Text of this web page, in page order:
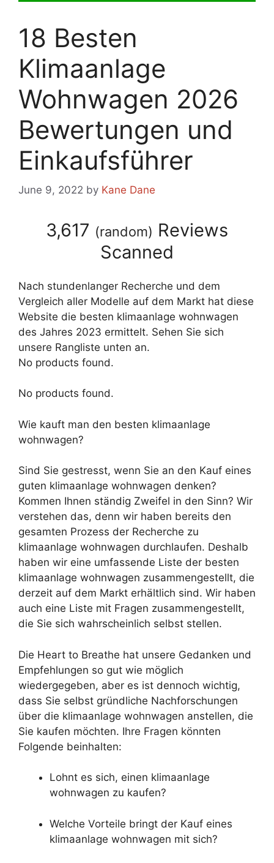
18 Besten
Klimaanlage
Wohnwagen 2026
Bewertungen und
Einkaufsführer
June 9, 2022 by Kane Dane
3,617 (random) Reviews
Scanned
Nach stundenlanger Recherche und dem
Vergleich aller Modelle auf dem Markt hat diese
Website die besten klimaanlage wohnwagen
des Jahres 2023 ermittelt. Sehen Sie sich
unsere Rangliste unten an.
No products found.
No products found.
Wie kauft man den besten klimaanlage
wohnwagen?
Sind Sie gestresst, wenn Sie an den Kauf eines
guten klimaanlage wohnwagen denken?
Kommen Ihnen ständig Zweifel in den Sinn? Wir
verstehen das, denn wir haben bereits den
gesamten Prozess der Recherche zu
klimaanlage wohnwagen durchlaufen. Deshalb
haben wir eine umfassende Liste der besten
klimaanlage wohnwagen zusammengestellt, die
derzeit auf dem Markt erhältlich sind. Wir haben
auch eine Liste mit Fragen zusammengestellt,
die Sie sich wahrscheinlich selbst stellen.
Die Heart to Breathe hat unsere Gedanken und
Empfehlungen so gut wie möglich
wiedergegeben, aber es ist dennoch wichtig,
dass Sie selbst gründliche Nachforschungen
über die klimaanlage wohnwagen anstellen, die
Sie kaufen möchten. Ihre Fragen könnten
Folgende beinhalten:
Lohnt es sich, einen klimaanlage
wohnwagen zu kaufen?
Welche Vorteile bringt der Kauf eines
klimaanlage wohnwagen mit sich?